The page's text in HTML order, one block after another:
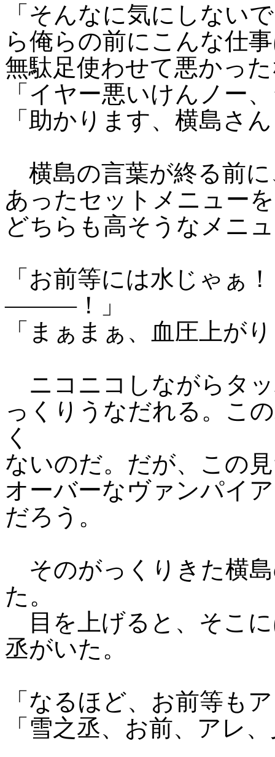
「そんなに気にしない
ら俺らの前にこんな仕
無駄足使わせて悪かっ
「イヤー悪いけんノー
「助かります、横島さ
横島の言葉が終る前
あったセットメニュー
どちらも高そうなメニ
「お前等には水じゃぁ
―――！」
「まぁまぁ、血圧上が
ニコニコしながらタ
っくりうなだれる。こ
く
ないのだ。だが、この
オーバーなヴァンパイ
だろう。
そのがっくりきた横
た。
目を上げると、そこ
丞がいた。
「なるほど、お前等も
「雪之丞、お前、アレ